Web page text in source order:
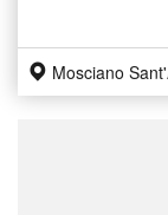
Mosciano